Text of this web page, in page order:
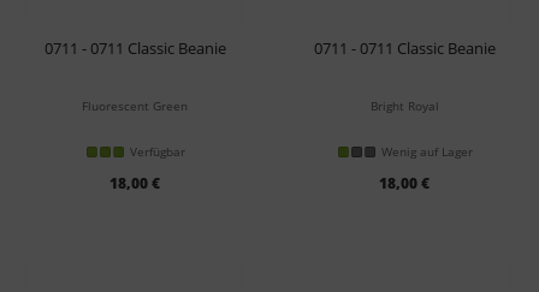
0711 - 0711 Classic Beanie
Fluorescent Green
Verfügbar
18,00 €
0711 - 0711 Classic Beanie
Bright Royal
Wenig auf Lager
18,00 €